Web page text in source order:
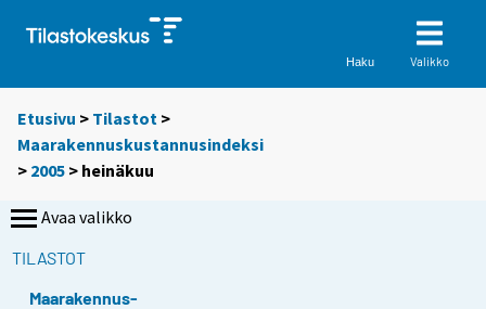
Haku Valikko
Etusivu > Tilastot >
Maarakennuskustannusindeksi
> 2005 > heinäkuu
Avaa valikko
TILASTOT
Maarakennus-